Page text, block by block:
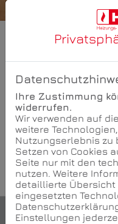
WIR
WENN SIE
Ein Wasserschaden,
ein verstopfter
Sie da. Melden Sie
Ihre Zustimmung
widerrufen.
Wir verwenden auf
weitere
Nutzungserlebnis zu
Setzen von Cookies
Seite nur mit den
nutzen. Weitere
detaillierte Übersicht
eingesetzten
Einstellungen